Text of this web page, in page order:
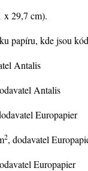
x 29,7 cm).
papíru, kde jsou
Antalis
Antalis
Europapier
2, dodavatel
Europapier